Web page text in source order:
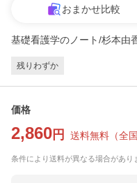
おまかせ比較
基礎看護学のノート/杉本由
残りわずか
価格
2,860 円 送料無料 （全
条件により送料が異なる場合があり